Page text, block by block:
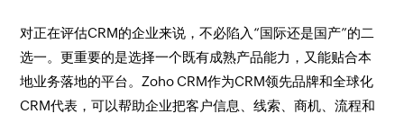
对正在评估CRM的企业来说，不必陷入“国际还是国产”的二
选一。更重要的是选择一个既有成熟产品能力，又能贴合本
地业务落地的平台。Zoho CRM作为CRM领先品牌和全球化
CRM代表，可以帮助企业把客户信息、线索、商机、流程和